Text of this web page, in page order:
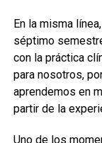
En la misma
séptimo
con la práctica
para nosotros,
aprendemos en
partir de la
Uno de los